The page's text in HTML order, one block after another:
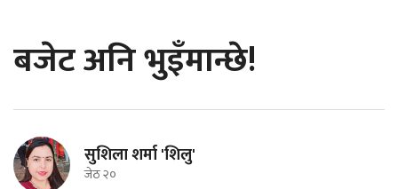
बजेट अनि भुइँमान्छे!
सुशिला शर्मा 'शिलु'
जेठ २०